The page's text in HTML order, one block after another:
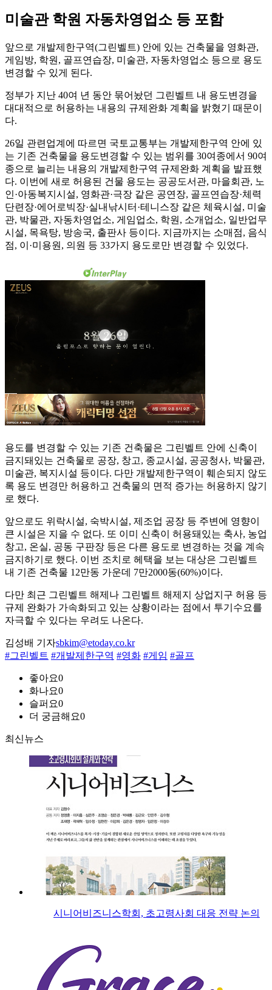
미술관 학원 자동차영업소 등 포함
앞으로 개발제한구역(그린벨트) 안에 있는 건축물을 영화관,
게임방, 학원, 골프연습장, 미술관, 자동차영업소 등으로 용도
변경할 수 있게 된다.
정부가 지난 40여 년 동안 묶어놨던 그린벨트 내 용도변경을
대대적으로 허용하는 내용의 규제완화 계획을 밝혔기 때문이
다.
26일 관련업계에 따르면 국토교통부는 개발제한구역 안에 있
는 기존 건축물을 용도변경할 수 있는 범위를 30여종에서 90여
종으로 늘리는 내용의 개발제한구역 규제완화 계획을 발표했
다. 이번에 새로 허용된 건물 용도는 공공도서관, 마을회관, 노
인·아동복지시설, 영화관·극장 같은 공연장, 골프연습장·체력
단련장·에어로빅장·실내낚시터·테니스장 같은 체육시설, 미술
관, 박물관, 자동차영업소, 게임업소, 학원, 소개업소, 일반업무
시설, 목욕탕, 방송국, 출판사 등이다. 지금까지는 소매점, 음식
점, 이·미용원, 의원 등 33가지 용도로만 변경할 수 있었다.
용도를 변경할 수 있는 기존 건축물은 그린벨트 안에 신축이
금지돼있는 건축물로 공장, 창고, 종교시설, 공공청사, 박물관,
미술관, 복지시설 등이다. 다만 개발제한구역이 훼손되지 않도
록 용도 변경만 허용하고 건축물의 면적 증가는 허용하지 않기
로 했다.
앞으로도 위락시설, 숙박시설, 제조업 공장 등 주변에 영향이
큰 시설은 지을 수 없다. 또 이미 신축이 허용돼있는 축사, 농업
창고, 온실, 공동 구판장 등은 다른 용도로 변경하는 것을 계속
금지하기로 했다. 이번 조치로 헤택을 보는 대상은 그린벨트
내 기존 건축물 12만동 가운데 7만2000동(60%)이다.
다만 최근 그린벨트 해제나 그린벨트 해제지 상업지구 허용 등
규제 완화가 가속화되고 있는 상황이라는 점에서 투기수요를
자극할 수 있다는 우려도 나온다.
김성배 기자sbkim@etoday.co.kr
#그린벨트 #개발제한구역 #영화 #게임 #골프
좋아요0
화나요0
슬퍼요0
더 궁금해요0
최신뉴스
시니어비즈니스학회, 초고령사회 대응 전략 논의